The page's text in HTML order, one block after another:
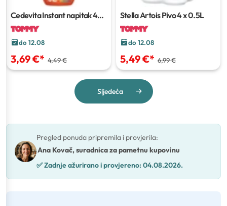
Cedevita Instant napitak455
g
do 12.08
3,69 €* 4,49 €
Stella Artois Pivo4 x 0.5L
do 12.08
5,49 €* 6,99 €
Sljedeća
Pregled ponuda pripremila i provjerila:
Ana Kovač, suradnica za pametnu kupovinu
✅Zadnje ažurirano i provjereno: 04.08.2026.